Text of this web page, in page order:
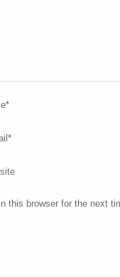
*
*
this browser for the next